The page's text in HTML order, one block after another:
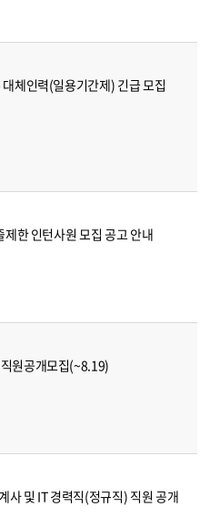
체인력(일용기간제) 긴급 모집
한 인턴사원 모집 공고 안내
원공개모집(~8.19)
사 및 IT 경력직(정규직) 직원 공개